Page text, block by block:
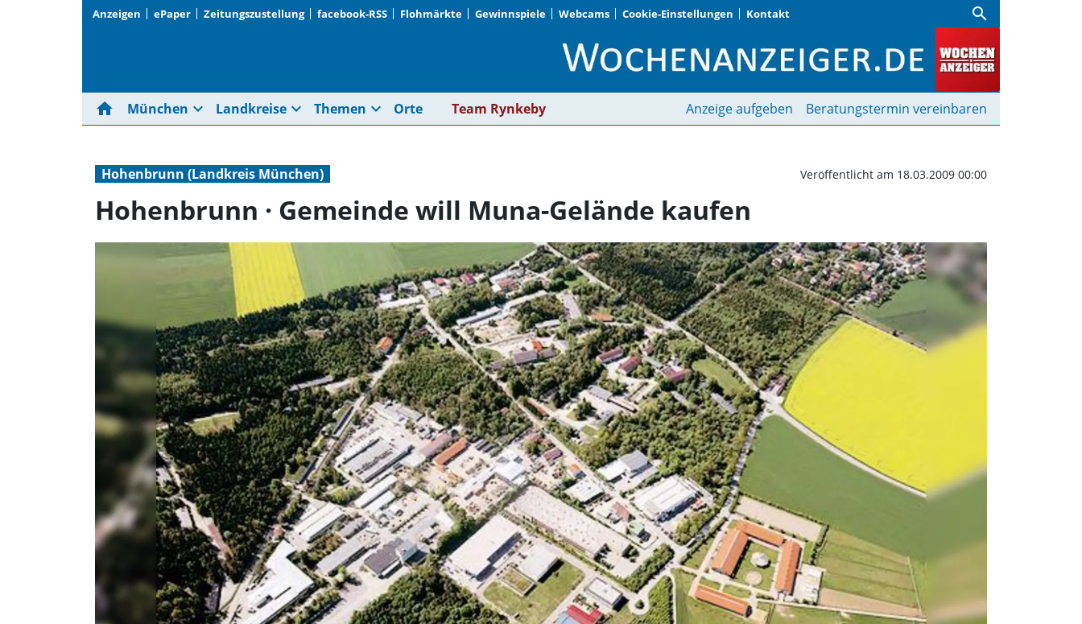
Anzeigen ePaper Zeitungszustellung facebook-RSS Flohmärkte Gewinnspiele Webcams Cookie-Einstellungen Kontakt search
Hohenbrunn · Gemeinde will Muna-Gelände
home München expand_more Landkreise expand_more Themen expand_more Orte Team Rynkeby Anzeige aufgeben Beratungstermin vereinbaren
Hohenbrunn (Landkreis München) Veröffentlicht am 18.03.2009 00:00
Hohenbrunn · Gemeinde will Muna-Gelände kaufen